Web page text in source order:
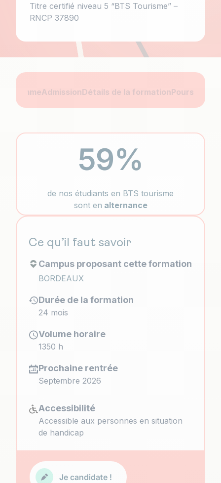
Titre certifié niveau 5 “BTS Tourisme” –
RNCP 37890
AdmissionDétails de la formationPoursuite
59%
de nos étudiants en BTS tourisme
sont en alternance
Ce qu’il faut savoir
Campus proposant cette formation
BORDEAUX
Durée de la formation
24 mois
Volume horaire
1350 h
Prochaine rentrée
Septembre 2026
Accessibilité
Accessible aux personnes en situation
de handicap
Je candidate !